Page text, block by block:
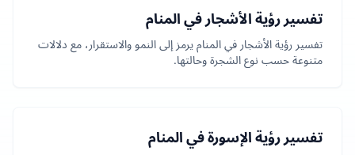
تفسير رؤية الأشجار في المنام
تفسير رؤية الأشجار في المنام يرمز إلى النمو والاستقرار، مع دلالات
متنوعة حسب نوع الشجرة وحالتها.
تفسير رؤية الإسورة في المنام